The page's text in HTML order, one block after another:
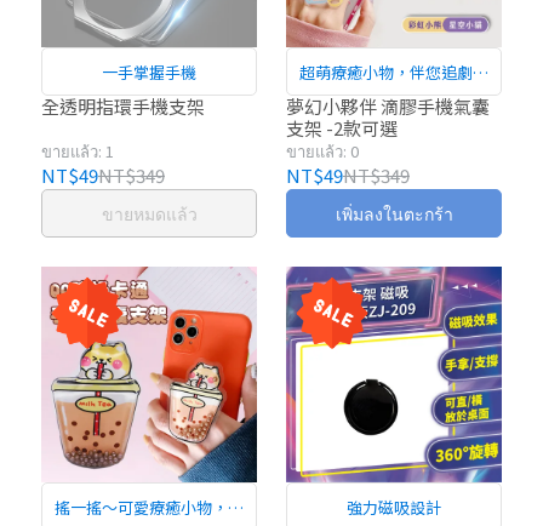
一手掌握手機
全透明指環手機支架
ขายแล้ว: 1
NT$49NT$349
ขายหมดแล้ว
超萌療癒小物，伴您追劇一
整天
夢幻小夥伴 滴膠手機氣囊
支架 -2款可選
ขายแล้ว: 0
NT$49NT$349
เพิ่มลงในตะกร้า
搖一搖～可愛療癒小物，伴
強力磁吸設計